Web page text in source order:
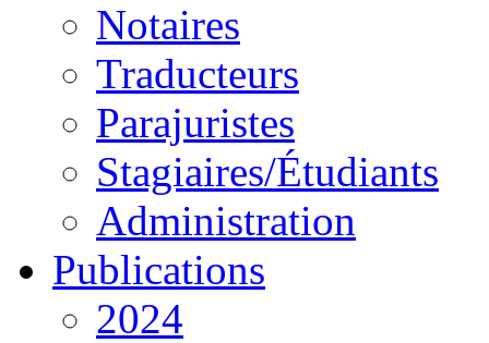
Notaires
Traducteurs
Parajuristes
Stagiaires/Étudiants
Administration
Publications
2024